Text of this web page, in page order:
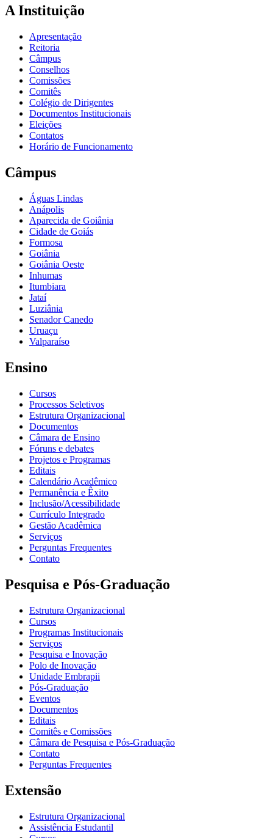
A Instituição
Apresentação
Reitoria
Câmpus
Conselhos
Comissões
Comitês
Colégio de Dirigentes
Documentos Institucionais
Eleições
Contatos
Horário de Funcionamento
Câmpus
Águas Lindas
Anápolis
Aparecida de Goiânia
Cidade de Goiás
Formosa
Goiânia
Goiânia Oeste
Inhumas
Itumbiara
Jataí
Luziânia
Senador Canedo
Uruaçu
Valparaíso
Ensino
Cursos
Processos Seletivos
Estrutura Organizacional
Documentos
Câmara de Ensino
Fóruns e debates
Projetos e Programas
Editais
Calendário Acadêmico
Permanência e Êxito
Inclusão/Acessibilidade
Currículo Integrado
Gestão Acadêmica
Serviços
Perguntas Frequentes
Contato
Pesquisa e Pós-Graduação
Estrutura Organizacional
Cursos
Programas Institucionais
Serviços
Pesquisa e Inovação
Polo de Inovação
Unidade Embrapii
Pós-Graduação
Eventos
Documentos
Editais
Comitês e Comissões
Câmara de Pesquisa e Pós-Graduação
Contato
Perguntas Frequentes
Extensão
Estrutura Organizacional
Assistência Estudantil